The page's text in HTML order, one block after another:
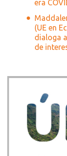
era
(UE en
dialoga
de
Recursos
Únete